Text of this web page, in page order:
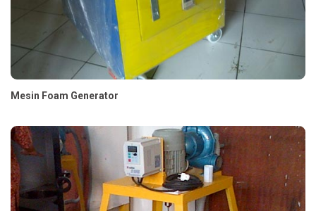
Mesin Foam Generator